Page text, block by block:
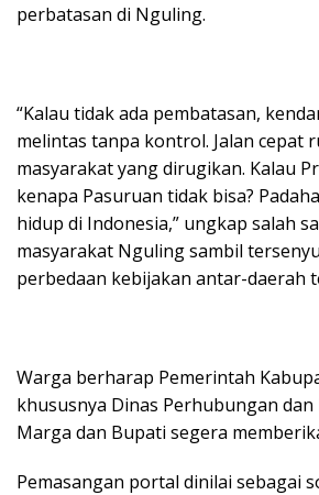
perbatasan di Nguling.
“Kalau tidak ada pembatasan,
melintas tanpa kontrol. Jalan cepat
masyarakat yang dirugikan. Kalau
kenapa Pasuruan tidak bisa?
hidup di Indonesia,” ungkap salah
masyarakat Nguling sambil
perbedaan kebijakan antar-daerah
Warga berharap Pemerintah
khususnya Dinas Perhubungan dan
Marga dan Bupati segera
Pemasangan portal dinilai sebagai